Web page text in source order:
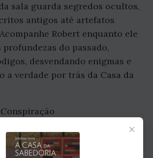
sala guarda segredos ocultos,
antigos até artefatos
Robert enquanto ele
do passado,
desvendando enigmas e
a verdade por trás da Casa da
avança, Robert
não está sozinho na busca pela
×